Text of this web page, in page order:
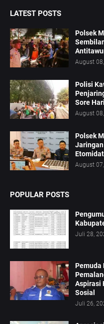
LATEST POSTS
Polsek
August
Polisi
Sore Hari
August
Polsek
August
POPULAR POSTS
Juli 28,
Pemuda
Aspirasi
Sosial
Juli 26,